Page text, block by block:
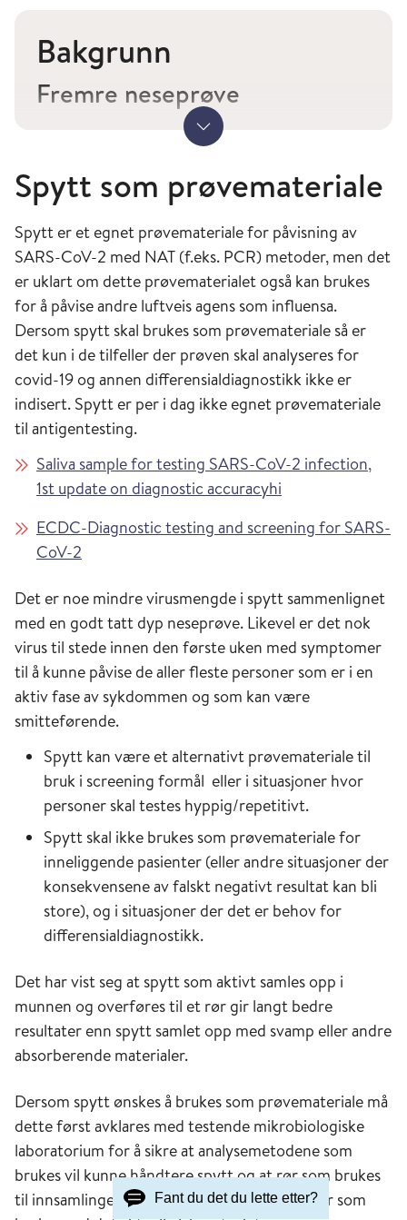
Bakgrunn
Fremre neseprøve
Det finnes flere studier som sammenligner
nasopharynksprøve (NP) til PCR, men ikke så
mange på antigentester.
Fremre neseprøve:
Prøvepinne føres inn i nesen til den
absorberende delen er helt inne, men ikke
lenger enn 2 cm inn.
Mer komfortabelt alternativ til
nasofarynksprøve.
Mulighet for å selv gjennomføre
oppsyn.
Mindre sannsynlighet for host/nys som kan
øke smitterisiko
Mindre risiko for komplikasjoner
Noe lavere virusmengde
Fremre neseprøve til NAT
(f.eks. PCR)
Fremre neseprøve har sannsynligvis en
sensitivitet på 89-95% i forhold til NP prøve når
man ser på kun positivt og negativt svar
(Kimberly E. Hanson 2020, Tsang et al. 2021).
Det er sannsynlig at den noe lavere
sensitiviteten i hovedsak skyldes en redusert
evne til å korrekt identifisere SARS-Cov-2 i
prøver med svært lite viralt RNA (Pinninti, Trieu
et al. 2020). (Callahan, Lee et al. 2020) fant at
høyere for FP enn for NP-prøver (1000 versus
100 virus rna/ml).
Det er også noe økt risiko forbundet med
tilfeller kan prøvetakningen føre til
behandlingskrevende komplikasjoner som
alvorlige blødninger (Koskinen et al. 2021).
Prosedyren medfører også økt risiko for
nys/host fra den prøvetatte som kan utgjøre en
Vis mer
Spytt som prøvemateriale
Spytt er et egnet prøvemateriale for påvisning av
SARS-CoV-2 med NAT (f.eks. PCR) metoder, men det
er uklart om dette prøvematerialet også kan brukes
for å påvise andre luftveis agens som influensa.
Dersom spytt skal brukes som prøvemateriale så er
det kun i de tilfeller der prøven skal analyseres for
covid-19 og annen differensialdiagnostikk ikke er
indisert. Spytt er per i dag ikke egnet prøvemateriale
til antigentesting.
Saliva sample for testing SARS-CoV-2 infection,
1st update on diagnostic accuracyhi
ECDC-Diagnostic testing and screening for SARS-
CoV-2
Det er noe mindre virusmengde i spytt sammenlignet
med en godt tatt dyp neseprøve. Likevel er det nok
virus til stede innen den første uken med symptomer
til å kunne påvise de aller fleste personer som er i en
aktiv fase av sykdommen og som kan være
smitteførende.
Spytt kan være et alternativt prøvemateriale til
bruk i screening formål eller i situasjoner hvor
personer skal testes hyppig/repetitivt.
Spytt skal ikke brukes som prøvemateriale for
inneliggende pasienter (eller andre situasjoner der
konsekvensene av falskt negativt resultat kan bli
store), og i situasjoner der det er behov for
differensialdiagnostikk.
Det har vist seg at spytt som aktivt samles opp i
munnen og overføres til et rør gir langt bedre
resultater enn spytt samlet opp med svamp eller andre
absorberende materialer.
Dersom spytt ønskes å brukes som prøvemateriale må
dette først avklares med testende mikrobiologiske
laboratorium for å sikre at analysemetodene som
brukes vil kunne håndtere spytt og at rør som brukes
til innsamlingen er forenlig med det apparatur som
Fant du det du lette etter?